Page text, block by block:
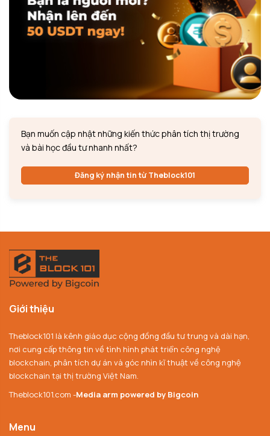
Bạn muốn cập nhật những kiến thức phân tích thị trường
và bài học đầu tư nhanh nhất?
Đăng ký nhận tin từ Theblock101
Giới thiệu
Theblock101 là kênh giáo dục cộng đồng đầu tư trung và dài hạn,
nơi cung cấp thông tin về tình hình phát triển công nghệ
blockchain, phân tích dự án và góc nhìn kĩ thuật về công nghệ
blockchain tại thị trường Việt Nam.
Theblock101.com -Media arm powered by Bigcoin
Menu